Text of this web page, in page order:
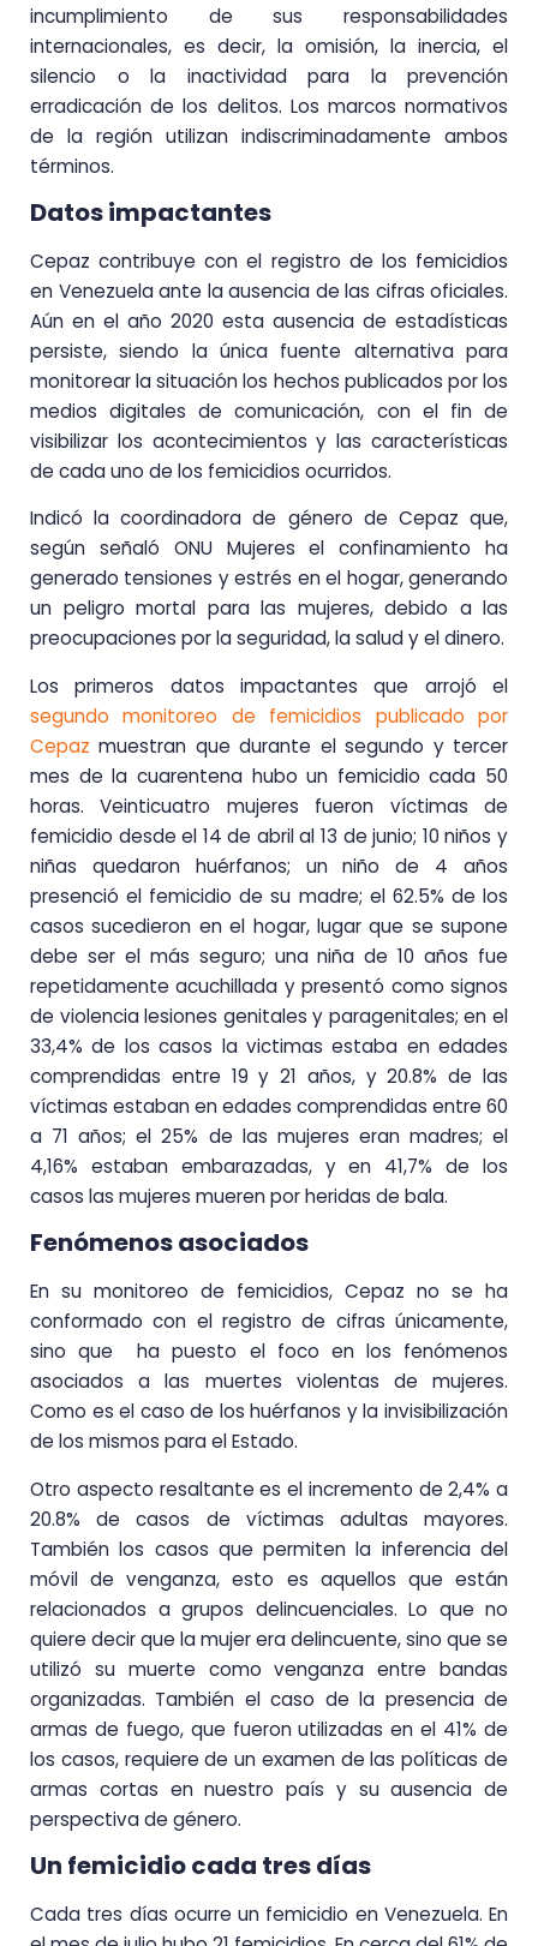
incumplimiento de sus responsabilidades
internacionales, es decir, la omisión, la inercia, el
silencio o la inactividad para la prevención
erradicación de los delitos. Los marcos normativos
de la región utilizan indiscriminadamente ambos
términos.
Datos impactantes
Cepaz contribuye con el registro de los femicidios
en Venezuela ante la ausencia de las cifras oficiales.
Aún en el año 2020 esta ausencia de estadísticas
persiste, siendo la única fuente alternativa para
monitorear la situación los hechos publicados por los
medios digitales de comunicación, con el fin de
visibilizar los acontecimientos y las características
de cada uno de los femicidios ocurridos.
Indicó la coordinadora de género de Cepaz que,
según señaló ONU Mujeres el confinamiento ha
generado tensiones y estrés en el hogar, generando
un peligro mortal para las mujeres, debido a las
preocupaciones por la seguridad, la salud y el dinero.
Los primeros datos impactantes que arrojó el
segundo monitoreo de femicidios publicado por
Cepaz muestran que durante el segundo y tercer
mes de la cuarentena hubo un femicidio cada 50
horas. Veinticuatro mujeres fueron víctimas de
femicidio desde el 14 de abril al 13 de junio; 10 niños y
niñas quedaron huérfanos; un niño de 4 años
presenció el femicidio de su madre; el 62.5% de los
casos sucedieron en el hogar, lugar que se supone
debe ser el más seguro; una niña de 10 años fue
repetidamente acuchillada y presentó como signos
de violencia lesiones genitales y paragenitales; en el
33,4% de los casos la victimas estaba en edades
comprendidas entre 19 y 21 años, y 20.8% de las
víctimas estaban en edades comprendidas entre 60
a 71 años; el 25% de las mujeres eran madres; el
4,16% estaban embarazadas, y en 41,7% de los
casos las mujeres mueren por heridas de bala.
Fenómenos asociados
En su monitoreo de femicidios, Cepaz no se ha
conformado con el registro de cifras únicamente,
sino que ha puesto el foco en los fenómenos
asociados a las muertes violentas de mujeres.
Como es el caso de los huérfanos y la invisibilización
de los mismos para el Estado.
Otro aspecto resaltante es el incremento de 2,4% a
20.8% de casos de víctimas adultas mayores.
También los casos que permiten la inferencia del
móvil de venganza, esto es aquellos que están
relacionados a grupos delincuenciales. Lo que no
quiere decir que la mujer era delincuente, sino que se
utilizó su muerte como venganza entre bandas
organizadas. También el caso de la presencia de
armas de fuego, que fueron utilizadas en el 41% de
los casos, requiere de un examen de las políticas de
armas cortas en nuestro país y su ausencia de
perspectiva de género.
Un femicidio cada tres días
Cada tres días ocurre un femicidio en Venezuela. En